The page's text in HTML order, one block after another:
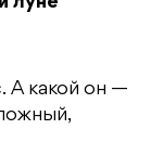
А какой он —